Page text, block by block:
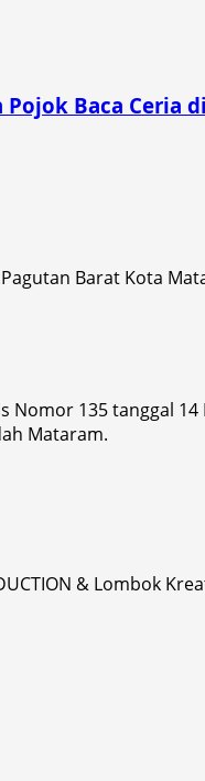
Pojok Baca Ceria
Barat Kota
Nomor 135 tanggal 14
Mataram.
& Lombok